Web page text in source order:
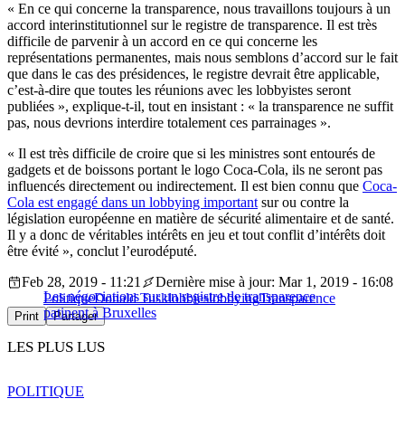
« En ce qui concerne la transparence, nous travaillons toujours à un
accord interinstitutionnel sur le registre de transparence. Il est très
difficile de parvenir à un accord en ce qui concerne les
représentations permanentes, mais nous semblons d’accord sur le fait
que dans le cas des présidences, le registre devrait être applicable,
c’est-à-dire que toutes les réunions avec les lobbyistes seront
publiées », explique-t-il, tout en insistant : « la transparence ne suffit
pas, nous devrions interdire totalement ces parrainages ».
« Il est très difficile de croire que si les ministres sont entourés de
gadgets et de boissons portant le logo Coca-Cola, ils ne seront pas
influencés directement ou indirectement. Il est bien connu que Coca-
Cola est engagé dans un lobbying important sur ou contre la
législation européenne en matière de sécurité alimentaire et de santé.
Il y a donc de véritables intérêts en jeu et tout conflit d’intérêts doit
être évité », conclut l’eurodéputé.
Les négociations sur un registre de transparence
patinent à Bruxelles
Feb 28, 2019 - 11:21
Dernière mise à jour: Mar 1, 2019 - 16:08
PolitiqueDonald TusklobbieslobbyingTransparence
Print Partager
LES PLUS LUS
POLITIQUE